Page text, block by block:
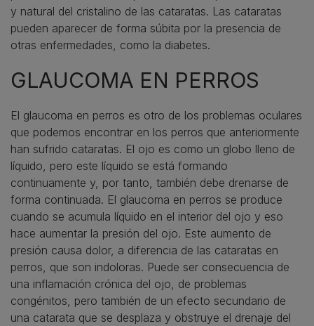
y natural del cristalino de las cataratas. Las cataratas
pueden aparecer de forma súbita por la presencia de
otras enfermedades, como la diabetes.
GLAUCOMA EN PERROS
El glaucoma en perros es otro de los problemas oculares
que podemos encontrar en los perros que anteriormente
han sufrido cataratas. El ojo es como un globo lleno de
líquido, pero este líquido se está formando
continuamente y, por tanto, también debe drenarse de
forma continuada. El glaucoma en perros se produce
cuando se acumula líquido en el interior del ojo y eso
hace aumentar la presión del ojo. Este aumento de
presión causa dolor, a diferencia de las cataratas en
perros, que son indoloras. Puede ser consecuencia de
una inflamación crónica del ojo, de problemas
congénitos, pero también de un efecto secundario de
una catarata que se desplaza y obstruye el drenaje del